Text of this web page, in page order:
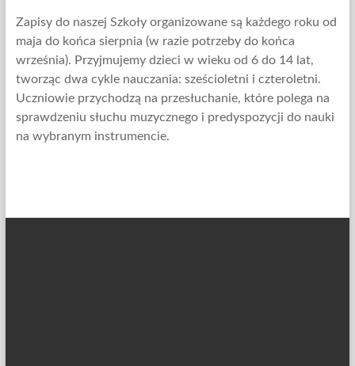
Zapisy do naszej Szkoły organizowane są każdego roku od
maja do końca sierpnia (w razie potrzeby do końca
września). Przyjmujemy dzieci w wieku od 6 do 14 lat,
tworząc dwa cykle nauczania: sześcioletni i czteroletni.
Uczniowie przychodzą na przesłuchanie, które polega na
sprawdzeniu słuchu muzycznego i predyspozycji do nauki
na wybranym instrumencie.